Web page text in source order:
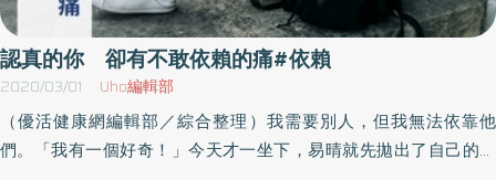
「家人」。你一邊工作，想著卻是昨天男友跟你說得，他覺得相處
得很累，搞得你心慌意亂，工作無法專心也交不出好報告。你一邊
吃飯，卻想著為什麼老公遲遲不回你訊息，是不是又不小心激怒他
了，還是他最近跟新來的女同事在幹麼？越是花時間想對方，越無
法花時間在自己身上，也因為不願意花時間陪伴與照顧自己，而花
更多時間想著對方，越需要透過對方的回應來讓自己感覺安心、有
認真的你 卻有不敢依賴的痛#依賴
2020/03/01 Uho編輯部
（優活健康網編輯部／綜合整理）我需要別人，但我無法依靠他
們。「我有一個好奇！」今天才一坐下，易晴就先拋出了自己的疑